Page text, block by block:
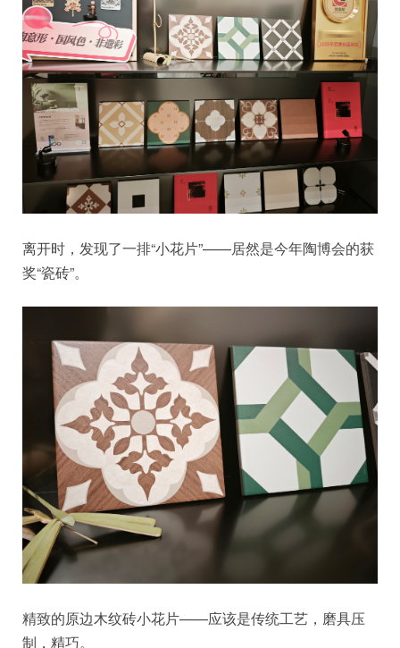
离开时，发现了一排“小花片”——居然是今年陶博会的获
奖“瓷砖”。
精致的原边木纹砖小花片——应该是传统工艺，磨具压
制，精巧。